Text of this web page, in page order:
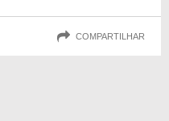
COMPARTILHAR